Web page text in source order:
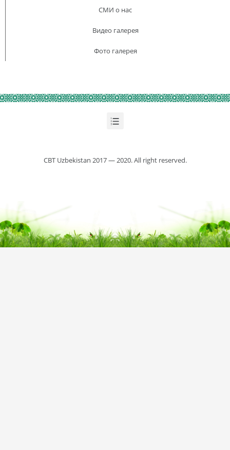
СМИ о нас
Видео галерея
Фото галерея
CBT Uzbekistan 2017 — 2020. All right reserved.